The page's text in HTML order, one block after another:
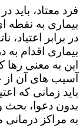
فرد معتاد، باید
بیماری به نقطه
در برابر اعتیاد،
بیماری اقدام
این به معنی
آسیب های آن
باید زمانی که
بدون دعوا،
به مراکز